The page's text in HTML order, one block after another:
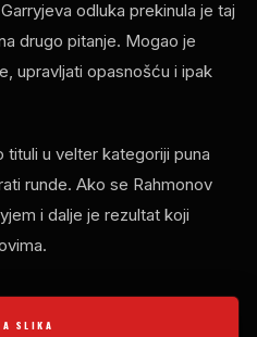
odluka prekinula je taj
drugo pitanje. Mogao je
upravljati opasnošću i ipak
tituli u velter kategoriji puna
runde. Ako se Rahmonov
i dalje je rezultat koji
SLIKA